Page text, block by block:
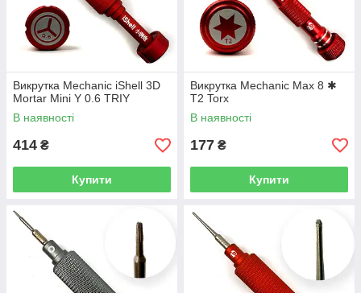
Викрутка Mechanic iShell 3D
Mortar Mini Y 0.6 TRIY
В наявності
414 ₴
Купити
Викрутка Mechanic Max 8 ✱
T2 Torx
В наявності
177 ₴
Купити